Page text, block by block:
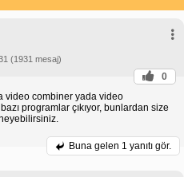
(1931 mesaj)
0
video combiner yada video
programlar çıkıyor, bunlardan size
Buna gelen 1 yanıtı gör.